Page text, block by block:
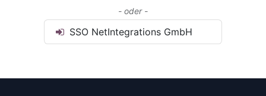
- oder -
SSO NetIntegrations GmbH